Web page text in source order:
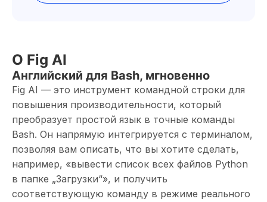
О Fig AI
Английский для Bash, мгновенно
Fig AI — это инструмент командной строки для
повышения производительности, который
преобразует простой язык в точные команды
Bash. Он напрямую интегрируется с терминалом,
позволяя вам описать, что вы хотите сделать,
например, «вывести список всех файлов Python
в папке „Загрузки“», и получить
соответствующую команду в режиме реального